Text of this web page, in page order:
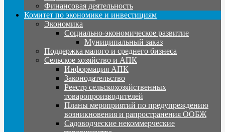
Финансовая деятельность
Комитет по экономике и инвестициям
Экономика
Социально-экономическое развитие
Муниципальный заказ
Поддержка малого и среднего бизнеса
Сельское хозяйство и АПК
Информация АПК
Законодательство
Реестр сельскохозяйственных
товаропроизводителей
Планы мероприятий по предупреждению
возникновения и рапространения ООБЖ
Садоводческие некоммерческие